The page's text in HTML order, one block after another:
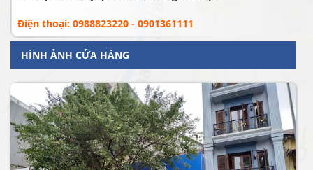
Điện thoại: 0988823220 - 0901361111
HÌNH ẢNH CỬA HÀNG